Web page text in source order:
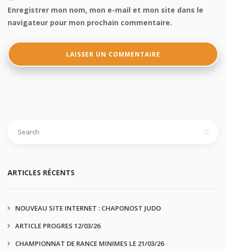
Enregistrer mon nom, mon e-mail et mon site dans le
navigateur pour mon prochain commentaire.
ARTICLES RÉCENTS
NOUVEAU SITE INTERNET : CHAPONOST JUDO
ARTICLE PROGRES 12/03/26
CHAMPIONNAT DE RANCE MINIMES LE 21/03/26